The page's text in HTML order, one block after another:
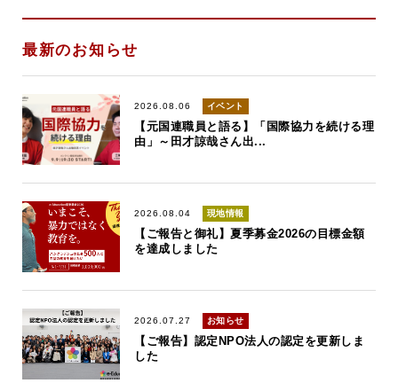
最新のお知らせ
2026.08.06 イベント
【元国連職員と語る】「国際協力を続ける理
由」～田才諒哉さん出...
2026.08.04 現地情報
【ご報告と御礼】夏季募金2026の目標金額
を達成しました
2026.07.27 お知らせ
【ご報告】認定NPO法人の認定を更新しま
した